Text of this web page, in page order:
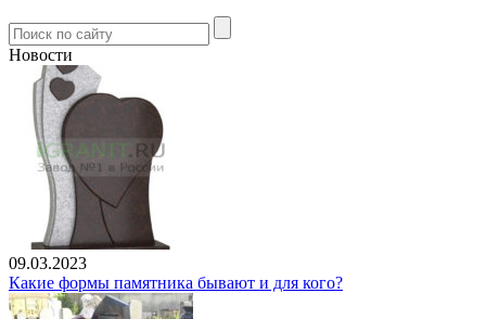
Новости
09.03.2023
Какие формы памятника бывают и для кого?